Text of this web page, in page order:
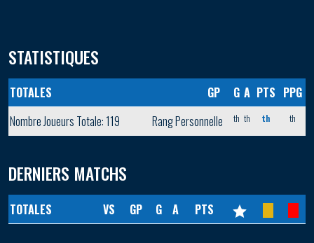
STATISTIQUES
TOTALES GP G A PTS PPG
Nombre Joueurs Totale: 119
Rang Personnelle th th th th
DERNIERS MATCHS
TOTALES VS GP G A PTS